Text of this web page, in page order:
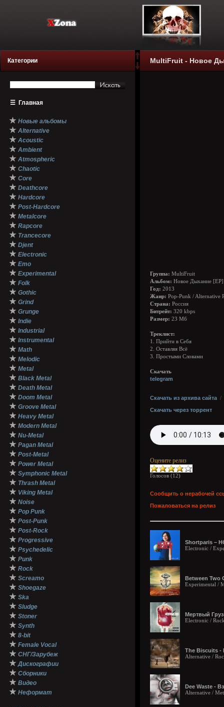
Категории
☰ Главная
★ Новые альбомы
★ Alternative
★ Acoustic
★ Ambient
★ Atmospheric
★ Chaotic
★ Core
★ Deathcore
★ Hardcore
★ Post-Hardcore
★ Metalcore
★ Rapcore
★ Trancecore
★ Djent
★ Electronic
★ Emo
★ Experimental
★ Folk
★ Gothic
★ Grind
★ Grunge
★ Indie
★ Industrial
★ Instrumental
★ Math
★ Melodic
★ Metal
★ Black Metal
★ Death Metal
★ Doom Metal
★ Groove Metal
★ Heavy Metal
★ Modern Metal
★ Nu-Metal
★ Pagan Metal
★ Post-Metal
★ Power Metal
★ Symphonic Metal
★ Thrash Metal
★ Viking Metal
★ Noise
★ Pop Punk
★ Post-Punk
★ Post-Rock
★ Progressive
★ Psychedelic
★ Punk
★ Rock
★ Screamo
★ Shoegaze
★ Ska
★ Sludge
★ Stoner
★ Synth
★ 8-bit
★ Female Vocal
★ СНГ/Зарубеж
★ Дискографии
★ Сборники
★ Видео
★ Неформат
MultiFruit - Новое
Группа: MultiFruit
Альбом: Новое Дыхание [EP]
Год: 2013
Жанр: Pop-Punk / Alternative
Страна: Россия
Битрейт: 320 kbps
Размер: 23 Мб
Треклист:
1. Прийти в Себя
2. Оставляя Всё
3. Простыми Словами
Скачать
telegram
Скачать из архива сайта /
Скачать через торрент
Оцените релиз
Голосов (12)
Сообщить о нерабочей
Пожаловаться на релиз
Shortparis –
Electronic /
Between Two
Experimental /
Мертвый
Electronic /
The Biscuits -
Alternative /
Dee Waste -
Alternative /